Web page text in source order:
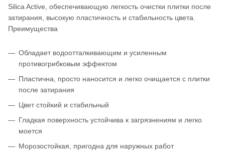
Silica Active, обеспечивающую легкость очистки плитки после
затирания, высокую пластичность и стабильность цвета.
Преимущества
Обладает водоотталкивающим и усиленным
противогрибковым эффектом
Пластична, просто наносится и легко очищается с плитки
после затирания
Цвет стойкий и стабильный
Гладкая поверхность устойчива к загрязнениям и легко
моется
Морозостойкая, пригодна для наружных работ